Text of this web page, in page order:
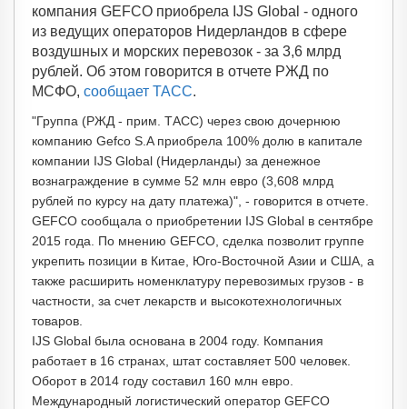
компания GEFCO приобрела IJS Global - одного
из ведущих операторов Нидерландов в сфере
воздушных и морских перевозок - за 3,6 млрд
рублей. Об этом говорится в отчете РЖД по
МСФО, сообщает ТАСС.
"Группа (РЖД - прим. ТАСС) через свою дочернюю
компанию Gefco S.A приобрела 100% долю в капитале
компании IJS Global (Нидерланды) за денежное
вознаграждение в сумме 52 млн евро (3,608 млрд
рублей по курсу на дату платежа)", - говорится в отчете.
GEFCO сообщала о приобретении IJS Global в сентябре
2015 года. По мнению GEFCO, сделка позволит группе
укрепить позиции в Китае, Юго-Восточной Азии и США, а
также расширить номенклатуру перевозимых грузов - в
частности, за счет лекарств и высокотехнологичных
товаров.
IJS Global была основана в 2004 году. Компания
работает в 16 странах, штат составляет 500 человек.
Оборот в 2014 году составил 160 млн евро.
Международный логистический оператор GEFCO